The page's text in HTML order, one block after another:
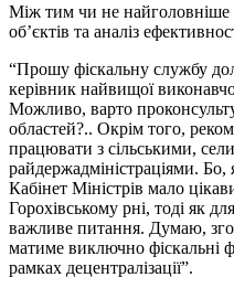
Між тим чи не найголовніше
об’єктів та аналіз
“Прошу фіскальну службу
керівник найвищої
Можливо, варто
областей?.. Окрім того,
працювати з сільськими,
райдержадміністраціями.
Кабінет Міністрів мало
Горохівському р­ні, тоді як
важливе питання. Думаю,
матиме виключно фіскальні
рамках децентралізації”.